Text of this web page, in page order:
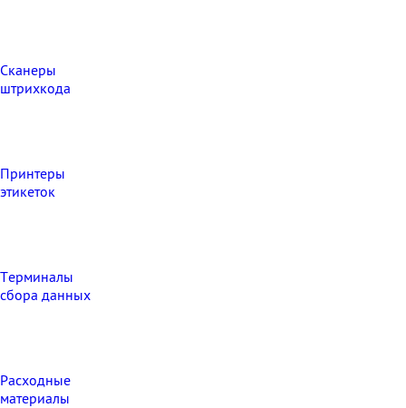
Сканеры
штрихкода
Принтеры
этикеток
Терминалы
сбора данных
Расходные
материалы